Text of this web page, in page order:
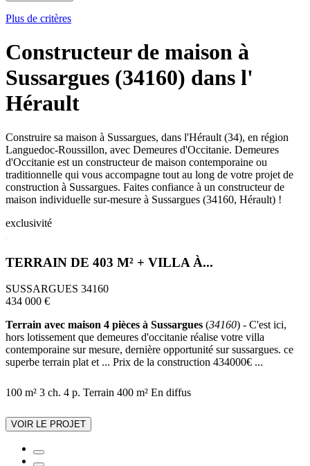
Plus de critères
Constructeur de maison à
Sussargues (34160) dans l'
Hérault
Construire sa maison à Sussargues, dans l'Hérault (34), en région
Languedoc-Roussillon, avec Demeures d'Occitanie. Demeures
d'Occitanie est un constructeur de maison contemporaine ou
traditionnelle qui vous accompagne tout au long de votre projet de
construction à Sussargues. Faites confiance à un constructeur de
maison individuelle sur-mesure à Sussargues (34160, Hérault) !
exclusivité
TERRAIN DE 403 M² + VILLA À...
SUSSARGUES 34160
434 000 €
Terrain avec maison 4 pièces à Sussargues (34160) - C'est ici,
hors lotissement que demeures d'occitanie réalise votre villa
contemporaine sur mesure, dernière opportunité sur sussargues. ce
superbe terrain plat et ... Prix de la construction 434000€ ...
100 m² 3 ch. 4 p. Terrain 400 m² En diffus
VOIR LE PROJET